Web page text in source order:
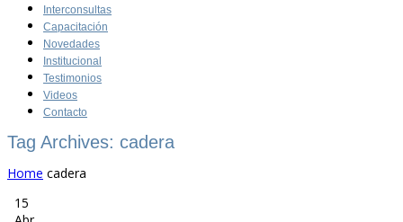
Interconsultas
Capacitación
Novedades
Institucional
Testimonios
Videos
Contacto
Tag Archives: cadera
Home cadera
15